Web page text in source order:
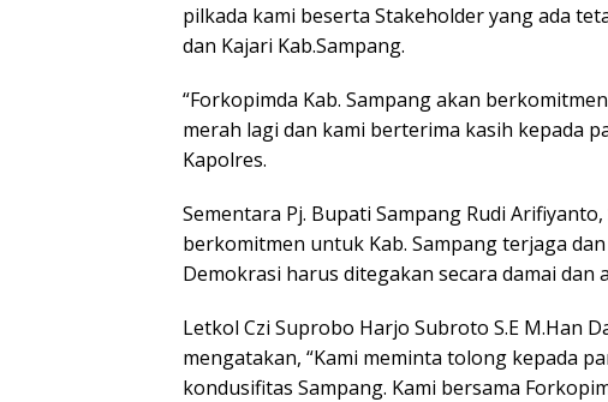
pilkada kami beserta Stakeholder yang ada
dan Kajari Kab.Sampang.
“Forkopimda Kab. Sampang akan
merah lagi dan kami berterima kasih kepada
Kapolres.
Sementara Pj. Bupati Sampang Rudi Arifiyanto,
berkomitmen untuk Kab. Sampang terjaga
Demokrasi harus ditegakan secara damai dan
Letkol Czi Suprobo Harjo Subroto S.E M.Han
mengatakan, “Kami meminta tolong kepada
kondusifitas Sampang. Kami bersama